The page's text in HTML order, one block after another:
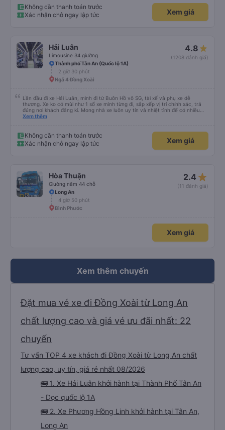
Không cần thanh toán trước
Xác nhận chỗ ngay lập tức
Xem giá
Hải Luân
Limousine 34 giường
4.8
(1208 đánh giá)
Thành phố Tân An (Quốc lộ 1A)
2 giờ 30 phút
Ngã 4 Đồng Xoài
Lần đầu đi xe Hải Luân, mình đi từ Buôn Hồ vô SG, tài xế và phụ xe dễ
thương. Xe ko có mùi như 1 số xe mình từng đi, sắp xếp vị trí chính xác, trả
đúng nơi khách đăng kí. Mong nhà xe luôn uy tín và nhiệt tình để có nhiều
khách hàng hơn nữa
Xem thêm
Không cần thanh toán trước
Xác nhận chỗ ngay lập tức
Xem giá
Hòa Thuận
Giường nằm 44 chỗ
2.4 star_rate
(11 đánh giá)
Long An
4 giờ 50 phút
Bình Phước
Xem giá
Xem thêm chuyến
Đặt mua vé xe đi Đồng Xoài từ Long An
chất lượng cao và giá vé ưu đãi nhất: 22
chuyến
Tư vấn TOP 4 xe khách đi Đồng Xoài từ Long An chất
lượng cao, uy tín, giá rẻ nhất 08/2026
🚌 1. Xe Hải Luân khởi hành tại Thành Phố Tân An
- Dọc quốc lộ 1A
🚌 2. Xe Phương Hồng Linh khởi hành tại Tân An,
Long An